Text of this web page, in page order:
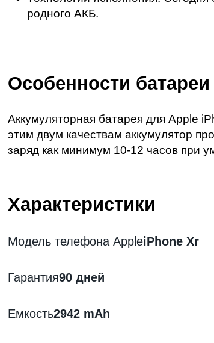
родного АКБ.
Особенности
Аккумуляторная батарея для Apple
этим двум качествам аккумулятор
заряд как минимум 10-12 часов при
Характеристики
Модель телефона AppleiPhone Xr
Гарантия90 дней
Емкость2942 mAh